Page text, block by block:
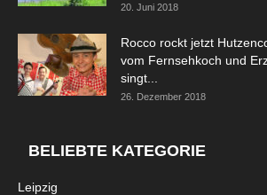
20. Juni 2018
Rocco rockt jetzt
vom Fernsehkoch und
singt...
26. Dezember 2018
BELIEBTE KATEGORIE
Leipzig